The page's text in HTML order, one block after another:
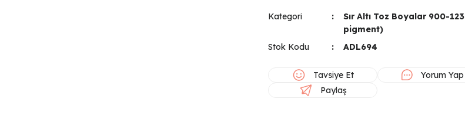
Kategori
Sır Altı Toz Boyalar 900-
pigment)
Stok Kodu
ADL694
Tavsiye Et
Yorum Yap
Paylaş